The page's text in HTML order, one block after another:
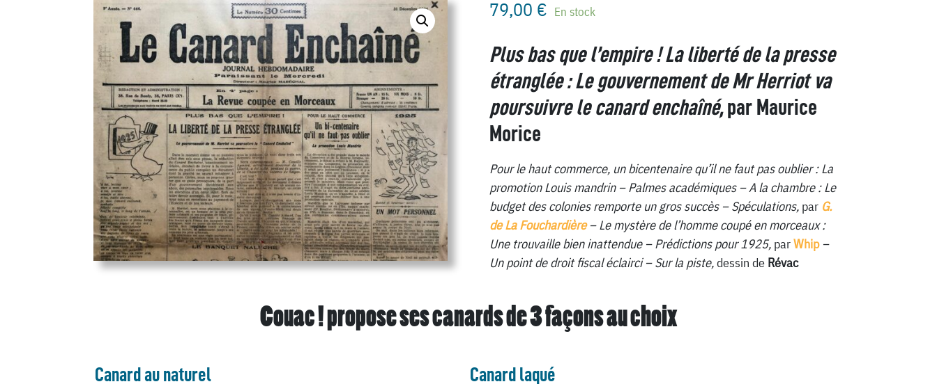
79,00 € En stock
Plus bas que l’empire ! La liberté de la presse
étranglée : Le gouvernement de Mr Herriot va
poursuivre le canard enchaîné,par Maurice
Morice
Pour le haut commerce, un bicentenaire qu’il ne faut pas oublier : La
promotion Louis mandrin – Palmes académiques – A la chambre : Le
budget des colonies remporte un gros succès – Spéculations, par G.
de La Fouchardière– Le mystère de l’homme coupé en morceaux :
Une trouvaille bien inattendue – Prédictions pour 1925, parWhip–
Un point de droit fiscal éclairci – Sur la piste,dessin de Révac
Couac ! propose ses canards de3 façons au choix
Canard au naturel Canard laqué